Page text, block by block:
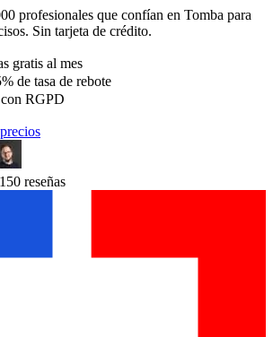
profesionales que confían en Tomba para
Sin tarjeta de crédito.
gratis al mes
de tasa de rebote
RGPD
reseñas